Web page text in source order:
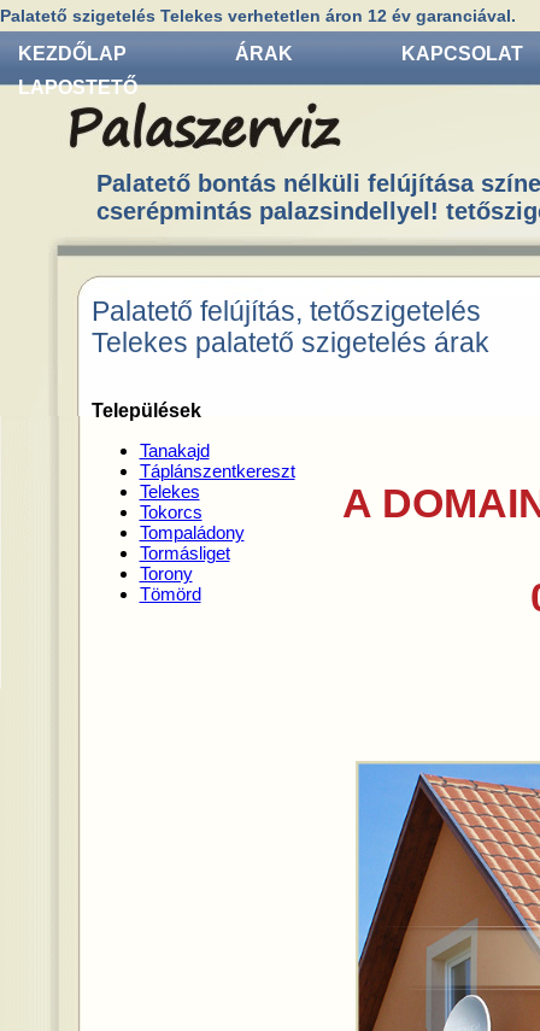
Palatető szigetelés Telekes verhetetlen áron 12 év garanciával.
KEZDŐLAP ÁRAK
KAPCSOLAT
LAPOSTETŐ
Palatető bontás nélküli felújítása
cserépmintás palazsindellyel!
Palatető felújítás, tetőszigetelés
Telekes palatető szigetelés árak
Települések
Tanakajd
Táplánszentkereszt
Telekes
Tokorcs
Tompaládony
Tormásliget
Torony
Tömörd
A